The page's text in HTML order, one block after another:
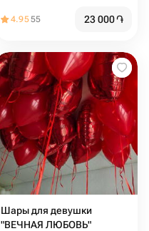
4.9555 23 000֏
Шары для девушки
"ВЕЧНАЯ ЛЮБОВЬ"